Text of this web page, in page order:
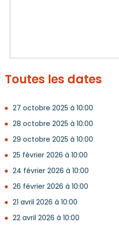
Toutes les dates
27 octobre 2025 à 10:00
28 octobre 2025 à 10:00
29 octobre 2025 à 10:00
25 février 2026 à 10:00
24 février 2026 à 10:00
26 février 2026 à 10:00
21 avril 2026 à 10:00
22 avril 2026 à 10:00